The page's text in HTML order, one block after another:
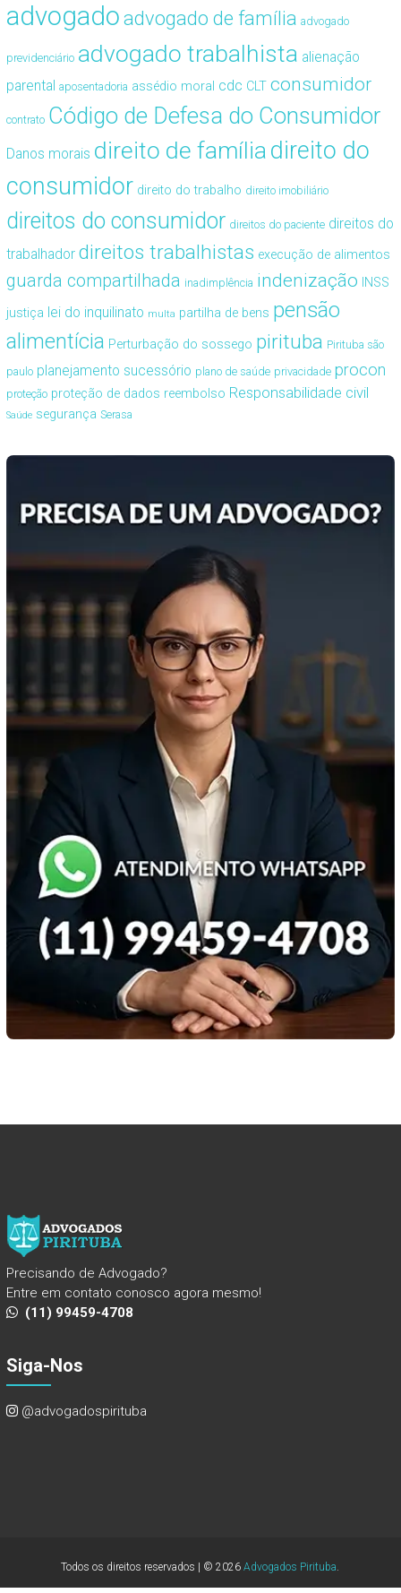
advogado advogado de família advogado
previdenciário advogado trabalhista alienação
parental aposentadoria assédio moral cdc CLT consumidor
contrato Código de Defesa do Consumidor
Danos morais direito de famíliadireito do
consumidor direito do trabalho direito imobiliário
direitos do consumidor direitos do paciente direitos do
trabalhador direitos trabalhistas execução de alimentos
guarda compartilhada inadimplência indenização INSS
justiça lei do inquilinato multa partilha de bens pensão
alimentícia Perturbação do sossego pirituba Pirituba são
paulo planejamento sucessório plano de saúde privacidade procon
proteção proteção de dados reembolso Responsabilidade civil
Saúde segurança Serasa
Precisando de Advogado?
Entre em contato conosco agora mesmo!
(11) 99459-4708
Siga-Nos
@advogadospirituba
Todos os direitos reservados | © 2026Advogados Pirituba.